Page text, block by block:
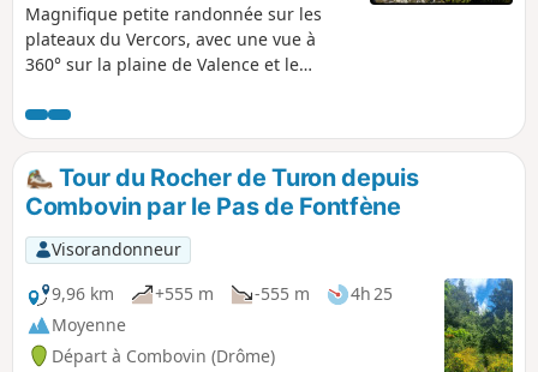
Magnifique petite randonnée sur les
plateaux du Vercors, avec une vue à
360° sur la plaine de Valence et le
Tour du Rocher de Turon depuis
Combovin par le Pas de Fontfène
Visorandonneur
9,96 km
+555 m -555 m
4h 25
Moyenne
Départ à Combovin (Drôme)